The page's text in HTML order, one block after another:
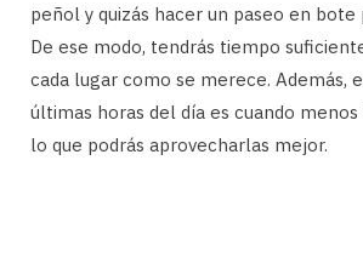
peñol y quizás hacer un paseo en
De ese modo, tendrás tiempo
cada lugar como se merece. Además,
últimas horas del día es cuando
lo que podrás aprovecharlas mejor.